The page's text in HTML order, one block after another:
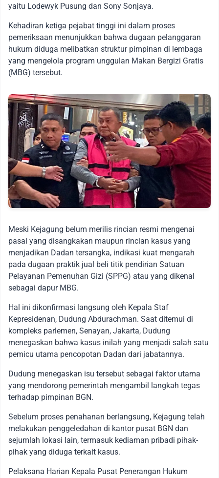
yaitu Lodewyk Pusung dan Sony Sonjaya.
Kehadiran ketiga pejabat tinggi ini dalam proses
pemeriksaan menunjukkan bahwa dugaan pelanggaran
hukum diduga melibatkan struktur pimpinan di lembaga
yang mengelola program unggulan Makan Bergizi Gratis
(MBG) tersebut.
Meski Kejagung belum merilis rincian resmi mengenai
pasal yang disangkakan maupun rincian kasus yang
menjadikan Dadan tersangka, indikasi kuat mengarah
pada dugaan praktik jual beli titik pendirian Satuan
Pelayanan Pemenuhan Gizi (SPPG) atau yang dikenal
sebagai dapur MBG.
Hal ini dikonfirmasi langsung oleh Kepala Staf
Kepresidenan, Dudung Abdurachman. Saat ditemui di
kompleks parlemen, Senayan, Jakarta, Dudung
menegaskan bahwa kasus inilah yang menjadi salah satu
pemicu utama pencopotan Dadan dari jabatannya.
Dudung menegaskan isu tersebut sebagai faktor utama
yang mendorong pemerintah mengambil langkah tegas
terhadap pimpinan BGN.
Sebelum proses penahanan berlangsung, Kejagung telah
melakukan penggeledahan di kantor pusat BGN dan
sejumlah lokasi lain, termasuk kediaman pribadi pihak-
pihak yang diduga terkait kasus.
Pelaksana Harian Kepala Pusat Penerangan Hukum